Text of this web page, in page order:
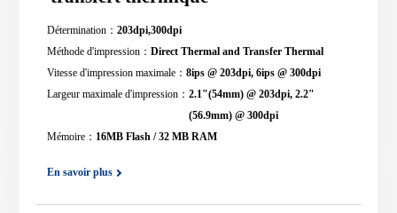
Détermination：203dpi,300dpi
Méthode d'impression：Direct Thermal and Transfer Thermal
Vitesse d'impression maximale：8ips @ 203dpi, 6ips @ 300dpi
Largeur maximale d'impression：2.1"(54mm) @ 203dpi, 2.2"
(56.9mm) @ 300dpi
Mémoire： 16MB Flash / 32 MB RAM
En savoir plus